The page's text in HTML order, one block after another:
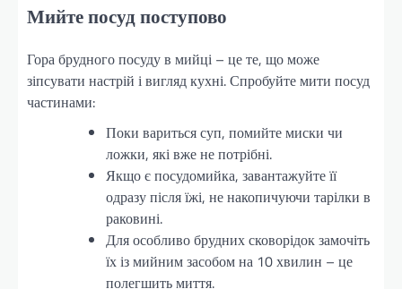
Мийте посуд поступово
Гора брудного посуду в мийці – це те, що може
зіпсувати настрій і вигляд кухні. Спробуйте мити посуд
частинами:
Поки вариться суп, помийте миски чи
ложки, які вже не потрібні.
Якщо є посудомийка, завантажуйте її
одразу після їжі, не накопичуючи тарілки в
раковині.
Для особливо брудних сковорідок замочіть
їх із мийним засобом на 10 хвилин – це
полегшить миття.